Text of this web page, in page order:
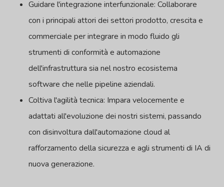
Guidare l'integrazione interfunzionale: Collaborare
con i principali attori dei settori prodotto, crescita e
commerciale per integrare in modo fluido gli
strumenti di conformità e automazione
dell'infrastruttura sia nel nostro ecosistema
software che nelle pipeline aziendali.
Coltiva l'agilità tecnica: Impara velocemente e
adattati all'evoluzione dei nostri sistemi, passando
con disinvoltura dall'automazione cloud al
rafforzamento della sicurezza e agli strumenti di IA di
nuova generazione.